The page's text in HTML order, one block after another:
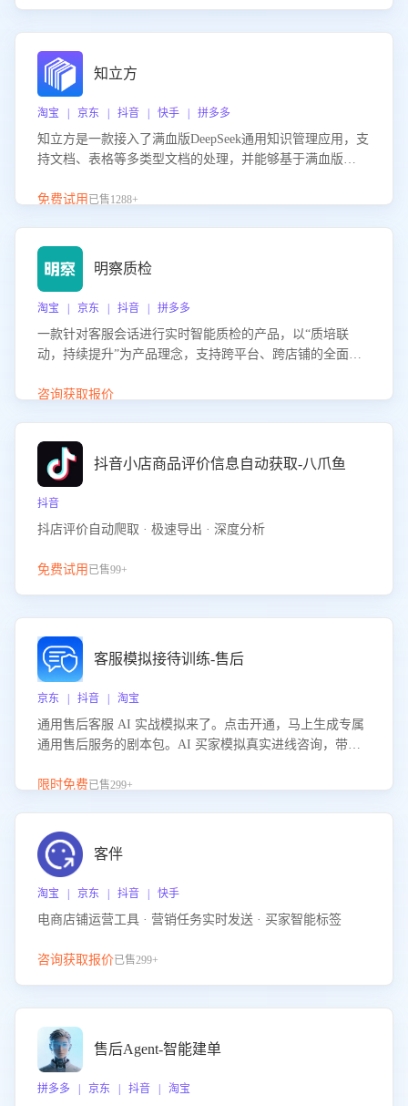
知立方
淘宝 | 京东 | 抖音 | 快手 | 拼多多
知立方是一款接入了满血版DeepSeek通用知识管理应用，支
持文档、表格等多类型文档的处理，并能够基于满血版
识支持，帮助用户高效管理和利用知识资源。通过该产品，
免费试用 已售1288+
明察质检
淘宝 | 京东 | 抖音 | 拼多多
一款针对客服会话进行实时智能质检的产品，以“质培联
动，持续提升”为产品理念，支持跨平台、跨店铺的全面、
升客服团队的销服能力。
咨询获取报价
抖音小店商品评价信息自动获取-八爪鱼
抖音
抖店评价自动爬取 · 极速导出 · 深度分析
免费试用 已售99+
客服模拟接待训练-售后
京东 | 抖音 | 淘宝
通用售后客服 AI 实战模拟来了。点击开通，马上生成专属
通用售后服务的剧本包。AI 买家模拟真实进线咨询，带您
的应对要点，轻松提升服务能力。
限时免费已售299+
客伴
淘宝 | 京东 | 抖音 | 快手
电商店铺运营工具 · 营销任务实时发送 · 买家智能标签
咨询获取报价已售299+
售后Agent-智能建单
拼多多 | 京东 | 抖音 | 淘宝